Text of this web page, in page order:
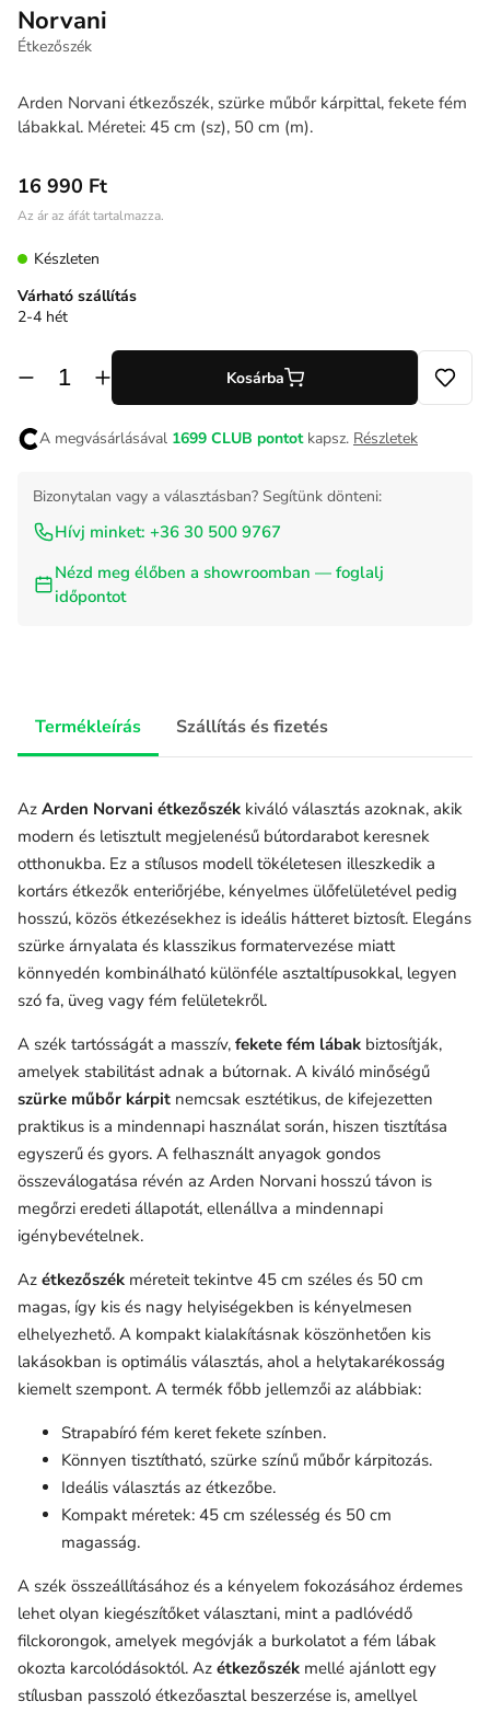
Norvani
Étkezőszék
Arden Norvani étkezőszék, szürke műbőr kárpittal, fekete fém
lábakkal. Méretei: 45 cm (sz), 50 cm (m).
16 990 Ft
Az ár az áfát tartalmazza.
Készleten
Várható szállítás
2-4 hét
Kosárba
A megvásárlásával 1699 CLUB pontot kapsz. Részletek
Bizonytalan vagy a választásban? Segítünk dönteni:
Hívj minket: +36 30 500 9767
Nézd meg élőben a showroomban — foglalj
időpontot
Termékleírás Szállítás és fizetés
Az Arden Norvani étkezőszék kiváló választás azoknak, akik
modern és letisztult megjelenésű bútordarabot keresnek
otthonukba. Ez a stílusos modell tökéletesen illeszkedik a
kortárs étkezők enteriőrjébe, kényelmes ülőfelületével pedig
hosszú, közös étkezésekhez is ideális hátteret biztosít. Elegáns
szürke árnyalata és klasszikus formatervezése miatt
könnyedén kombinálható különféle asztaltípusokkal, legyen
szó fa, üveg vagy fém felületekről.
A szék tartósságát a masszív, fekete fém lábak biztosítják,
amelyek stabilitást adnak a bútornak. A kiváló minőségű
szürke műbőr kárpit nemcsak esztétikus, de kifejezetten
praktikus is a mindennapi használat során, hiszen tisztítása
egyszerű és gyors. A felhasznált anyagok gondos
összeválogatása révén az Arden Norvani hosszú távon is
megőrzi eredeti állapotát, ellenállva a mindennapi
igénybevételnek.
Az étkezőszék méreteit tekintve 45 cm széles és 50 cm
magas, így kis és nagy helyiségekben is kényelmesen
elhelyezhető. A kompakt kialakításnak köszönhetően kis
lakásokban is optimális választás, ahol a helytakarékosság
kiemelt szempont. A termék főbb jellemzői az alábbiak:
Strapabíró fém keret fekete színben.
Könnyen tisztítható, szürke színű műbőr kárpitozás.
Ideális választás az étkezőbe.
Kompakt méretek: 45 cm szélesség és 50 cm
magasság.
A szék összeállításához és a kényelem fokozásához érdemes
lehet olyan kiegészítőket választani, mint a padlóvédő
filckorongok, amelyek megóvják a burkolatot a fém lábak
okozta karcolódásoktól. Az étkezőszék mellé ajánlott egy
stílusban passzoló étkezőasztal beszerzése is, amellyel